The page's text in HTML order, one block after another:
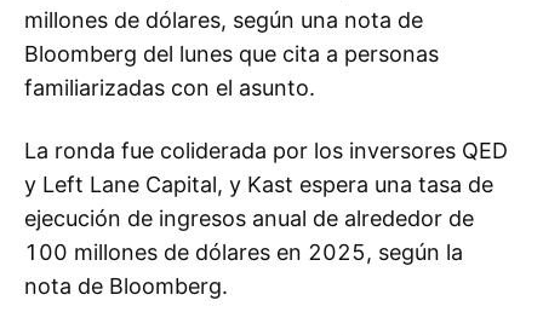
millones de dólares, según una nota de
Bloomberg del lunes que cita a personas
familiarizadas con el asunto.
La ronda fue coliderada por los inversores QED
y Left Lane Capital, y Kast espera una tasa de
ejecución de ingresos anual de alrededor de
100 millones de dólares en 2025, según la
nota de Bloomberg.